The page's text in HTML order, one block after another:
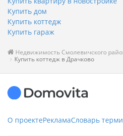
Купить дом
Купить коттедж
Купить гараж
Недвижимость Смолевичского
Купить коттедж в Драчково
О проектеРекламаСловарь